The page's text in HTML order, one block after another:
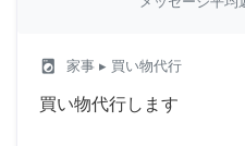
local_laundry_service 家事 ▸ 買い物代行
買い物代行します